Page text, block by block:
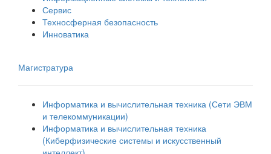
Сервис
Техносферная безопасность
Инноватика
Магистратура
Информатика и вычислительная техника (Сети ЭВМ
и телекоммуникации)
Информатика и вычислительная техника
(Киберфизические системы и искусственный